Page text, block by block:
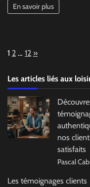
En savoir plus
Page:
1 2 … 12 Next
»
Les articles liés aux
nos
satisfaits
Pascal
Les témoignages clients